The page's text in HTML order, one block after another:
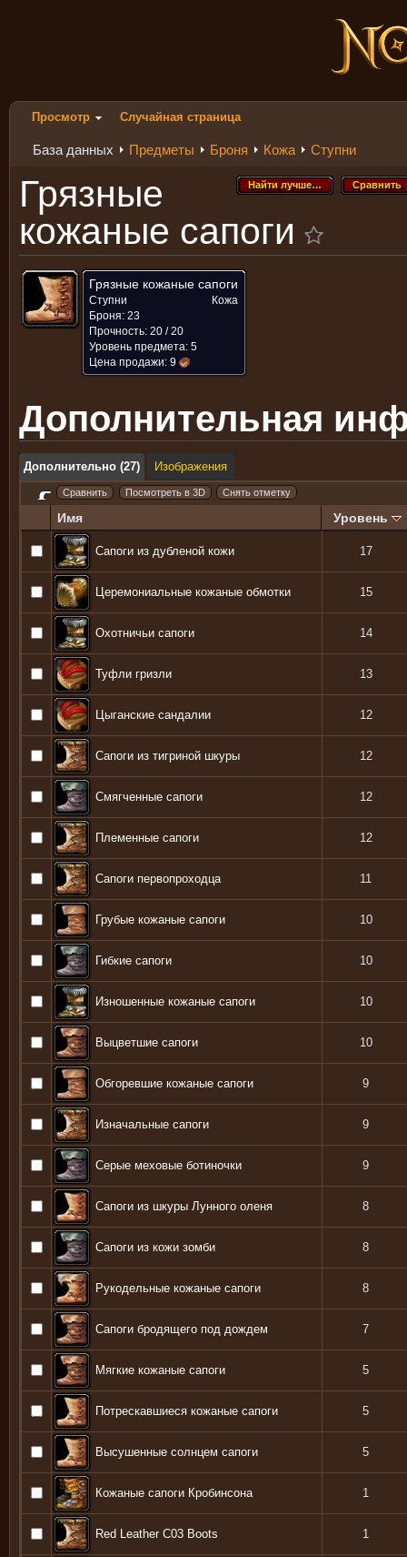
Просмотр Случайная страница
База данных Предметы Броня Кожа Ступни
Сравнить
Сравнить
Найти лучше…
Найти лучше…
Грязные
кожаные сапоги
Грязные кожаные сапоги
Ступни
Кожа
Броня: 23
Прочность: 20 / 20
Уровень предмета: 5
Цена продажи: 9
Дополнительная
Дополнительно (27) Изображения
Имя Уровень
Сапоги из дубленой кожи 17
Церемониальные кожаные обмотки 15
Охотничьи сапоги 14
Туфли гризли 13
Цыганские сандалии 12
Сапоги из тигриной шкуры 12
Смягченные сапоги 12
Племенные сапоги 12
Сапоги первопроходца 11
Грубые кожаные сапоги 10
Гибкие сапоги 10
Изношенные кожаные сапоги 10
Выцветшие сапоги 10
Обгоревшие кожаные сапоги 9
Изначальные сапоги 9
Серые меховые ботиночки 9
Сапоги из шкуры Лунного оленя 8
Сапоги из кожи зомби 8
Рукодельные кожаные сапоги 8
Сапоги бродящего под дождем 7
Мягкие кожаные сапоги 5
Потрескавшиеся кожаные сапоги 5
Высушенные солнцем сапоги 5
Кожаные сапоги Кробинсона 1
Red Leather C03 Boots 1